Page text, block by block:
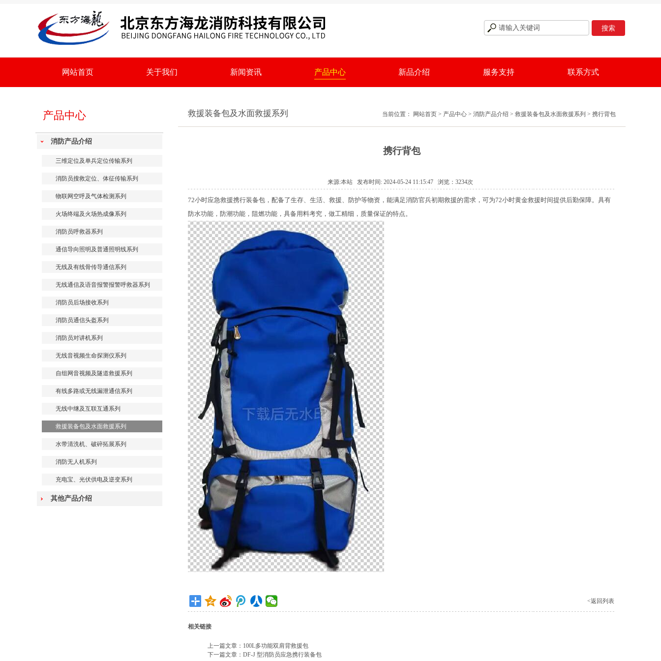
网站首页 关于我们 新闻资讯 产品中心 新品介绍 服务支持 联系方式
产品中心
消防产品介绍
三维定位及单兵定位传输系列
消防员搜救定位、体征传输系列
物联网空呼及气体检测系列
火场终端及火场热成像系列
消防员呼救器系列
通信导向照明及普通照明线系列
无线及有线骨传导通信系列
无线通信及语音报警报警呼救器系列
消防员后场接收系列
消防员通信头盔系列
消防员对讲机系列
无线音视频生命探测仪系列
自组网音视频及隧道救援系列
有线多路或无线漏泄通信系列
无线中继及互联互通系列
救援装备包及水面救援系列
水带清洗机、破碎拓展系列
消防无人机系列
充电宝、光伏供电及逆变系列
其他产品介绍
救援装备包及水面救援系列 当前位置： 网站首页 > 产品中心 > 消防产品介绍 > 救援装备包及水面救援系列 > 携行背包
携行背包
来源:本站 发布时间: 2024-05-24 11:15:47 浏览：3234次
72小时应急救援携行装备包，配备了生存、生活、救援、防护等物资，能满足消防官兵初期救援的需求，可为72小时黄金救援时间提供后勤保障。具有
防水功能，防潮功能，阻燃功能，具备用料考究，做工精细，质量保证的特点。
<返回列表
相关链接
上一篇文章： 100L多功能双肩背救援包
下一篇文章： DF-J 型消防员应急携行装备包